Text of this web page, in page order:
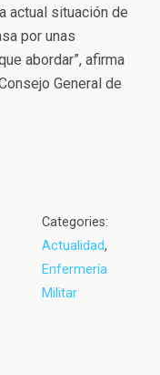
actual situación de
por unas
abordar”, afirma
General de
Categories:
Actualidad,
Enfermería
Militar